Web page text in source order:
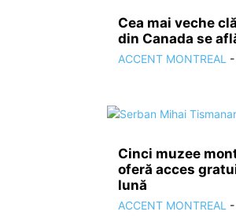
Cea mai veche
din Canada se
ACCENT MONTREAL -
Cinci muzee
oferă acces
lună
ACCENT MONTREAL -